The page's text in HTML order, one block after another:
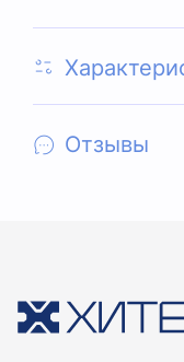
Отзывы